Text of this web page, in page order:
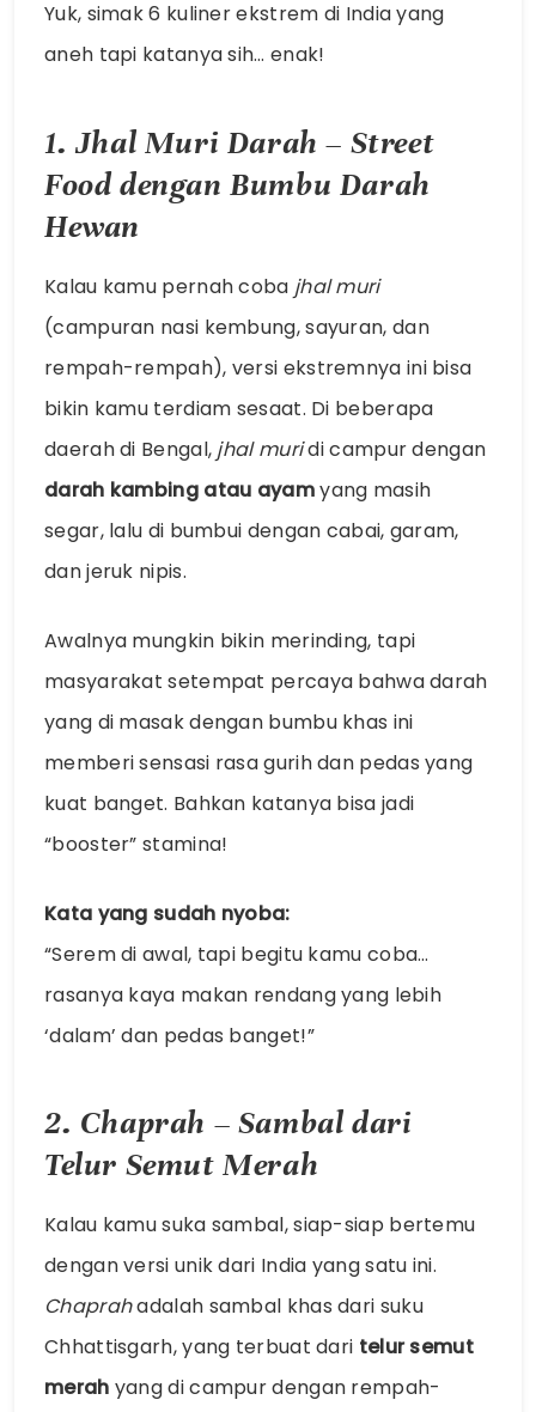
Yuk, simak 6 kuliner ekstrem di India yang
aneh tapi katanya sih… enak!
1. Jhal Muri Darah – Street
Food dengan Bumbu Darah
Hewan
Kalau kamu pernah coba jhal muri
(campuran nasi kembung, sayuran, dan
rempah-rempah), versi ekstremnya ini bisa
bikin kamu terdiam sesaat. Di beberapa
daerah di Bengal, jhal muridi campur dengan
darah kambing atau ayamyang masih
segar, lalu di bumbui dengan cabai, garam,
dan jeruk nipis.
Awalnya mungkin bikin merinding, tapi
masyarakat setempat percaya bahwa darah
yang di masak dengan bumbu khas ini
memberi sensasi rasa gurih dan pedas yang
kuat banget. Bahkan katanya bisa jadi
“booster” stamina!
Kata yang sudah nyoba:
“Serem di awal, tapi begitu kamu coba…
rasanya kaya makan rendang yang lebih
‘dalam’ dan pedas banget!”
2. Chaprah – Sambal dari
Telur Semut Merah
Kalau kamu suka sambal, siap-siap bertemu
dengan versi unik dari India yang satu ini.
Chaprahadalah sambal khas dari suku
Chhattisgarh, yang terbuat dari telur semut
merah yang di campur dengan rempah-